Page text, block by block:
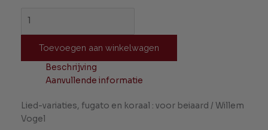
Toevoegen aan winkelwagen
Beschrijving
Aanvullende informatie
Lied-variaties, fugato en koraal : voor beiaard / Willem
Vogel